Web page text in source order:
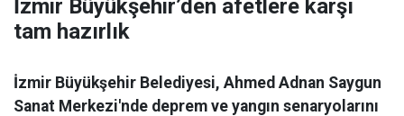
İzmir Büyükşehir’den afetlere karşı
tam hazırlık
İzmir Büyükşehir Belediyesi, Ahmed Adnan Saygun
Sanat Merkezi'nde deprem ve yangın senaryolarını